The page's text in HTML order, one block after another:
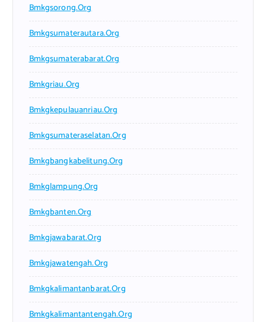
Bmkgsorong.org
Bmkgsumaterautara.org
Bmkgsumaterabarat.org
Bmkgriau.org
Bmkgkepulauanriau.org
Bmkgsumateraselatan.org
Bmkgbangkabelitung.org
Bmkglampung.org
Bmkgbanten.org
Bmkgjawabarat.org
Bmkgjawatengah.org
Bmkgkalimantanbarat.org
Bmkgkalimantantengah.org